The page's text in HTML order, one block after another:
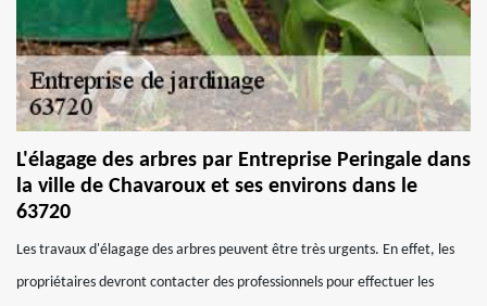
L'élagage des arbres par Entreprise Peringale dans
la ville de Chavaroux et ses environs dans le
63720
Les travaux d'élagage des arbres peuvent être très urgents. En effet, les
propriétaires devront contacter des professionnels pour effectuer les